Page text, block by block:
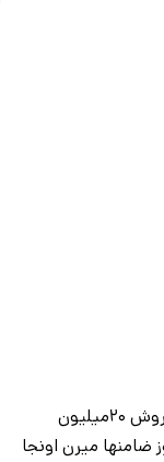
بانک مهرایران ۵۰میلیون قیمت فروش ۲۰میلیون
میرن اونجا